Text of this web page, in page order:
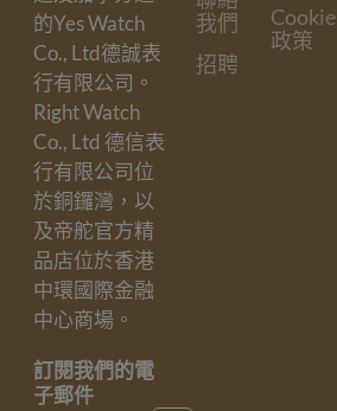
我們
招聘
Cookie
政策
的Yes Watch
Co., Ltd德誠表
行有限公司。
Right Watch
Co., Ltd 德信表
行有限公司位
於銅鑼灣，以
及帝舵官方精
品店位於香港
中環國際金融
中心商場。
訂閱我們的電
子郵件